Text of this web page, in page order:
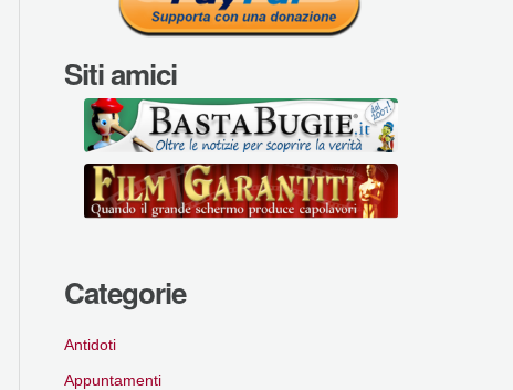
Siti amici
Categorie
Antidoti
Appuntamenti